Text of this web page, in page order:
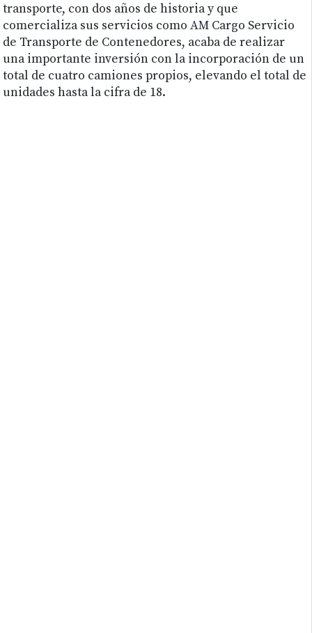
transporte, con dos años de historia y que
comercializa sus servicios como AM Cargo Servicio
de Transporte de Contenedores, acaba de realizar
una importante inversión con la incorporación de un
total de cuatro camiones propios, elevando el total de
unidades hasta la cifra de 18.